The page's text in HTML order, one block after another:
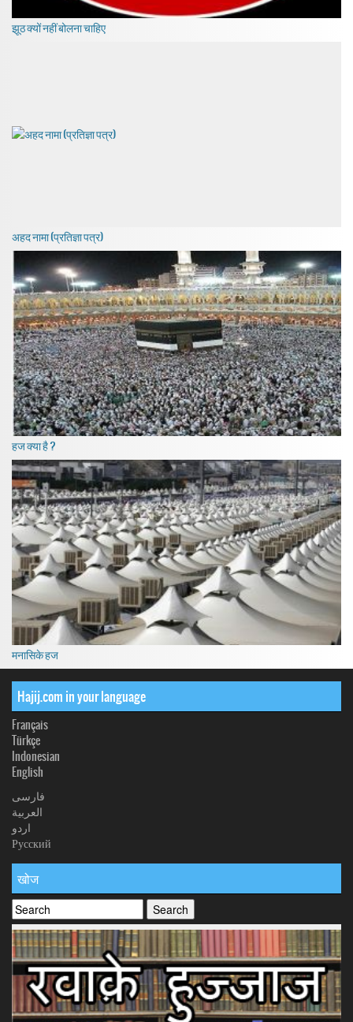
झूठ क्यों नहीं बोलना चाहिए
अहद नामा (प्रतिज्ञा पत्र)
हज क्या है ?
मनासिके हज
Hajij.com in your language
Français
Türkçe
Indonesian
English
فارسی
العربیة
اردو
Русский
खोज